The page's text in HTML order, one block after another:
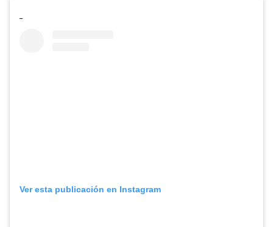
Ver esta publicación en Instagram